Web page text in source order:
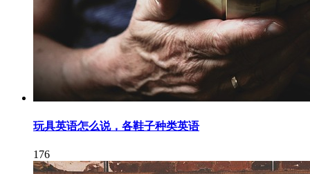
玩具英语怎么说，各鞋子种类英语
176